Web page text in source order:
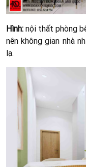
Hình: nội thất phòng
nên không gian nhà
lạ.